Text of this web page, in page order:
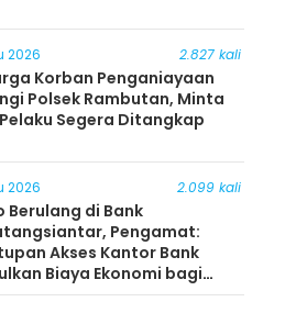
2026 2.827 kali
Korban Penganiayaan
Polsek Rambutan, Minta
Segera Ditangkap
2026 2.099 kali
Berulang di Bank
Pengamat:
Akses Kantor Bank
Biaya Ekonomi bagi